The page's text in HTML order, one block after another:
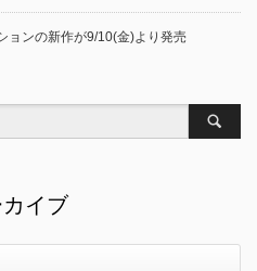
ョンの新作が9/10(金)より発売
イブ